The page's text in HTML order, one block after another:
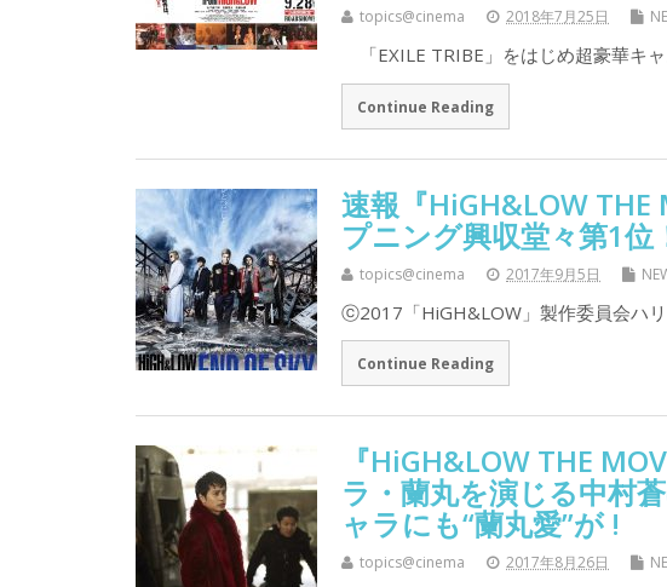
topics@cinema 2018年7月25日
「EXILE TRIBE」をはじめ超豪華キ
Continue Reading
速報『HiGH&LOW THE
プニング興収堂々第1位
topics@cinema 2017年9月5日
ⓒ2017「HiGH&LOW」製作委員会ハ
Continue Reading
『HiGH&LOW THE
ラ・蘭丸を演じる中村
ャラにも“蘭丸愛”が !
topics@cinema 2017年8月26日